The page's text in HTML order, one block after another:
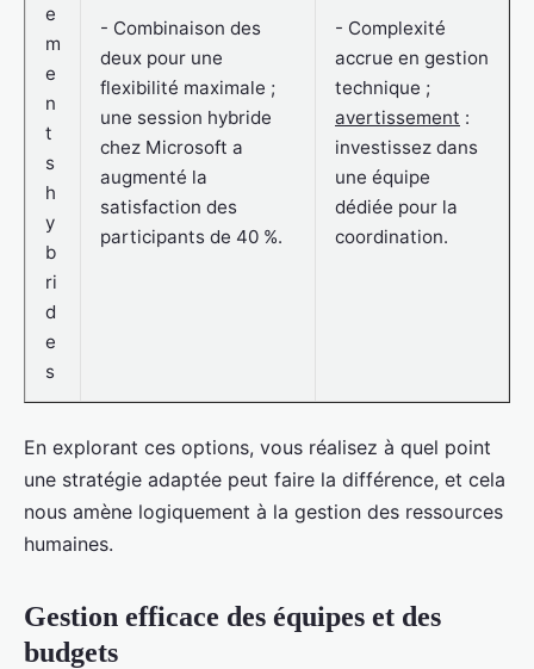
e
m
e
n
t
s
h
y
b
ri
d
e
s
- Combinaison des
deux pour une
flexibilité maximale ;
une session hybride
chez Microsoft a
augmenté la
satisfaction des
participants de 40 %.
- Complexité
accrue en gestion
technique ;
avertissement :
investissez dans
une équipe
dédiée pour la
coordination.
En explorant ces options, vous réalisez à quel point
une stratégie adaptée peut faire la différence, et cela
nous amène logiquement à la gestion des ressources
humaines.
Gestion efficace des équipes et des
budgets